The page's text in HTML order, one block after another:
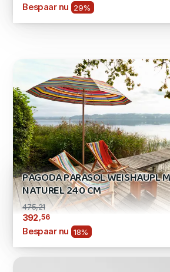
Bespaar nu 29%
PAGODA PARASOL WEISHAUPL
NATUREL 240 CM
475,21
392,56
Bespaar nu 18%